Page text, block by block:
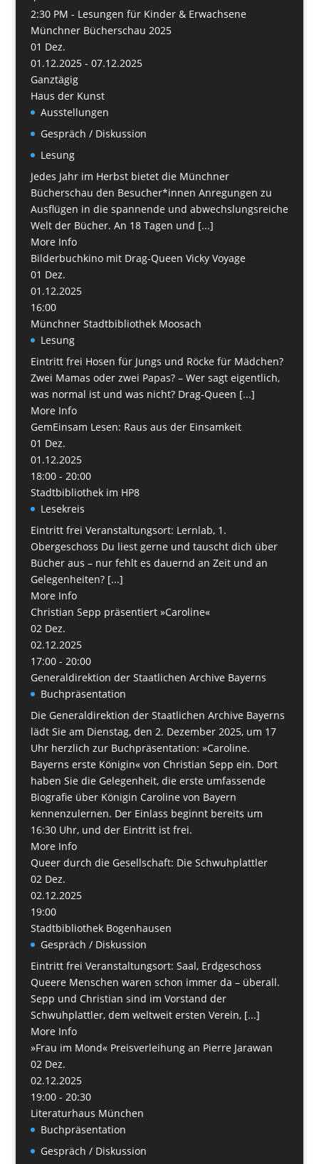
2:30 PM - Lesungen für Kinder & Erwachsene
Münchner Bücherschau 2025
01 Dez.
01.12.2025 - 07.12.2025
Ganztägig
Haus der Kunst
Ausstellungen
Gespräch / Diskussion
Lesung
Jedes Jahr im Herbst bietet die Münchner
Bücherschau den Besucher*innen Anregungen zu
Ausflügen in die spannende und abwechslungsreiche
Welt der Bücher. An 18 Tagen und [...]
More Info
Bilderbuchkino mit Drag-Queen Vicky Voyage
01 Dez.
01.12.2025
16:00
Münchner Stadtbibliothek Moosach
Lesung
Eintritt frei Hosen für Jungs und Röcke für Mädchen?
Zwei Mamas oder zwei Papas? – Wer sagt eigentlich,
was normal ist und was nicht? Drag-Queen [...]
More Info
GemEinsam Lesen: Raus aus der Einsamkeit
01 Dez.
01.12.2025
18:00 - 20:00
Stadtbibliothek im HP8
Lesekreis
Eintritt frei Veranstaltungsort: Lernlab, 1.
Obergeschoss Du liest gerne und tauscht dich über
Bücher aus – nur fehlt es dauernd an Zeit und an
Gelegenheiten? [...]
More Info
Christian Sepp präsentiert »Caroline«
02 Dez.
02.12.2025
17:00 - 20:00
Generaldirektion der Staatlichen Archive Bayerns
Buchpräsentation
Die Generaldirektion der Staatlichen Archive Bayerns
lädt Sie am Dienstag, den 2. Dezember 2025, um 17
Uhr herzlich zur Buchpräsentation: »Caroline.
Bayerns erste Königin« von Christian Sepp ein. Dort
haben Sie die Gelegenheit, die erste umfassende
Biografie über Königin Caroline von Bayern
kennenzulernen. Der Einlass beginnt bereits um
16:30 Uhr, und der Eintritt ist frei.
More Info
Queer durch die Gesellschaft: Die Schwuhplattler
02 Dez.
02.12.2025
19:00
Stadtbibliothek Bogenhausen
Gespräch / Diskussion
Eintritt frei Veranstaltungsort: Saal, Erdgeschoss
Queere Menschen waren schon immer da – überall.
Sepp und Christian sind im Vorstand der
Schwuhplattler, dem weltweit ersten Verein, [...]
More Info
»Frau im Mond« Preisverleihung an Pierre Jarawan
02 Dez.
02.12.2025
19:00 - 20:30
Literaturhaus München
Buchpräsentation
Gespräch / Diskussion